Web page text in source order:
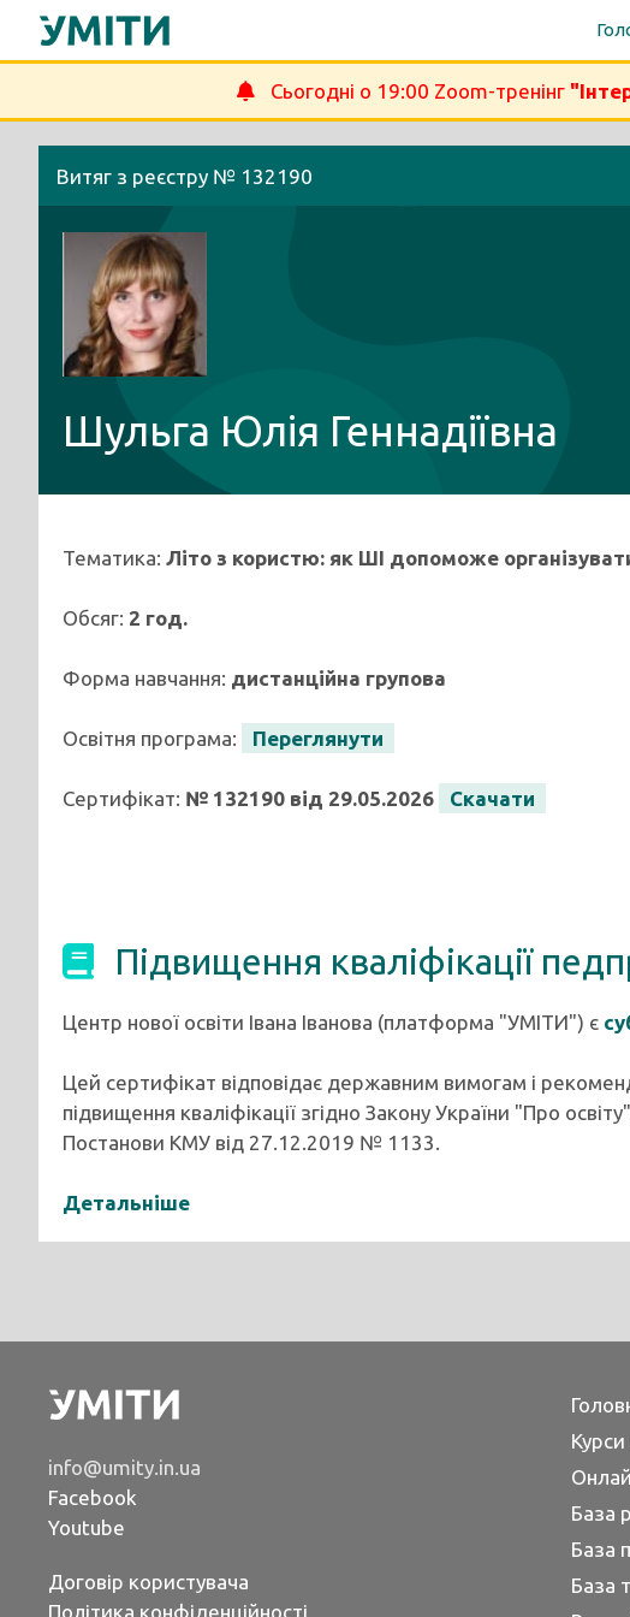
Перейти
Сьогодні о 19:00 Zoom-тренінг
Витяг з реєстру № 132190
Шульга Юлія Геннадіївна
Тематика: Літо з користю: як ШІ допоможе
Обсяг: 2 год.
Форма навчання: дистанційна групова
Освітня програма: Переглянути
Сертифікат: № 132190 від 29.05.2026 Скачати
Підвищення кваліфікації
Центр нової освіти Івана Іванова (платформа "УМІТИ") є
Цей сертифікат відповідає державним вимогам і
підвищення кваліфікації згідно Закону України "Про
Постанови КМУ від 27.12.2019 № 1133.
Детальніше
info@umity.in.ua
Facebook
Youtube
Договір користувача
Політика конфіденційності
Курси
База
База
База